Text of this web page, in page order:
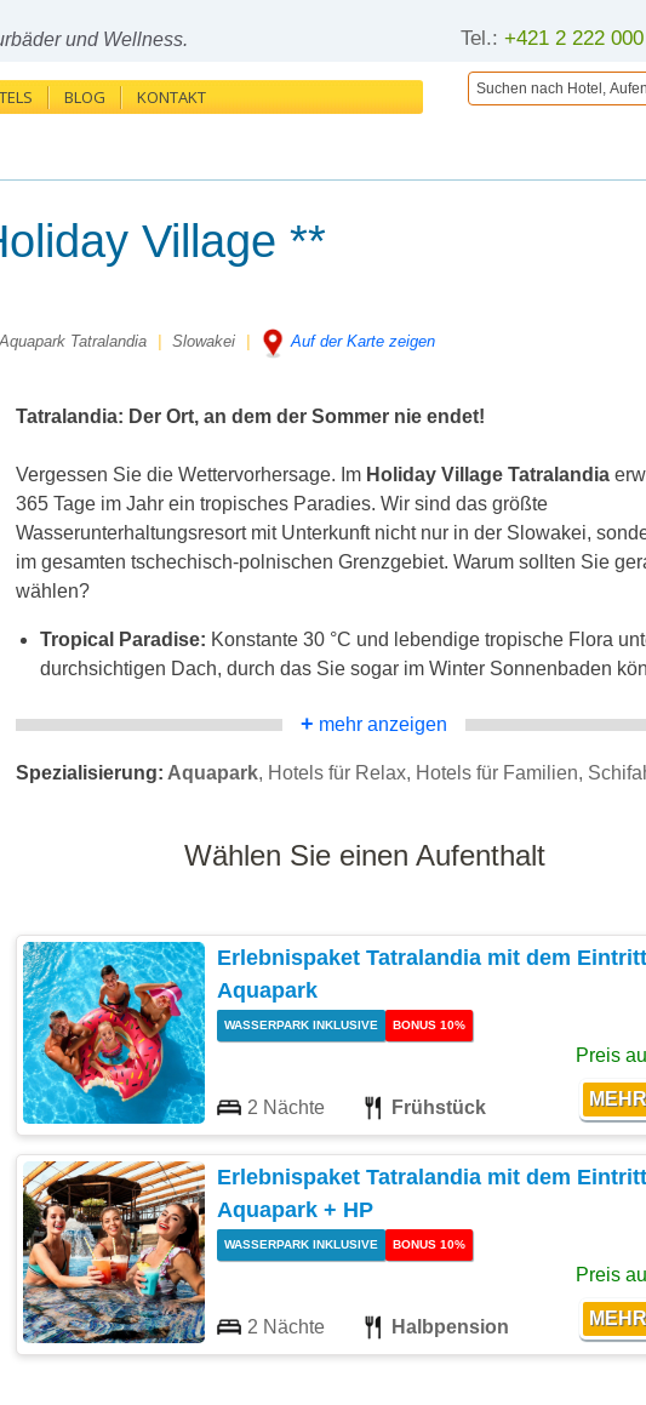
Tel.: +421 2 222
und Wellness.
BLOG KONTAKT
Village **
Tatralandia Slowakei Auf der Karte zeigen
Tatralandia: Der Ort, an dem der Sommer nie endet!
Vergessen Sie die Wettervorhersage. Im Holiday Village Tatralandia
365 Tage im Jahr ein tropisches Paradies. Wir sind das größte
Wasserunterhaltungsresort mit Unterkunft nicht nur in der Slowakei,
im gesamten tschechisch-polnischen Grenzgebiet. Warum sollten Sie
wählen?
Tropical Paradise: Konstante 30 °C und lebendige tropische Flora
durchsichtigen Dach, durch das Sie sogar im Winter Sonnenbaden
+ mehr anzeigen
Spezialisierung: Aquapark, Hotels für Relax, Hotels für Familien,
Wählen Sie einen Aufenthalt
Erlebnispaket Tatralandia mit dem
Aquapark
WASSERPARK INKLUSIVE BONUS 10%
2 Nächte Frühstück
Preis
Erlebnispaket Tatralandia mit dem
Aquapark + HP
WASSERPARK INKLUSIVE BONUS 10%
2 Nächte Halbpension
Preis